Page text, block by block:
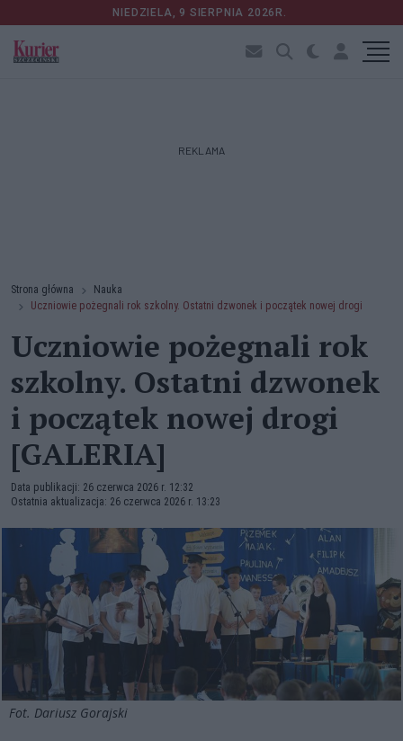
NIEDZIELA, 9 SIERPNIA 2026R.
REKLAMA
Strona główna
Nauka
Uczniowie pożegnali rok szkolny. Ostatni dzwonek i początek nowej drogi
Uczniowie pożegnali rok
szkolny. Ostatni dzwonek
i początek nowej drogi
[GALERIA]
Data publikacji: 26 czerwca 2026 r. 12:32
Ostatnia aktualizacja: 26 czerwca 2026 r. 13:23
Fot. Dariusz Gorajski